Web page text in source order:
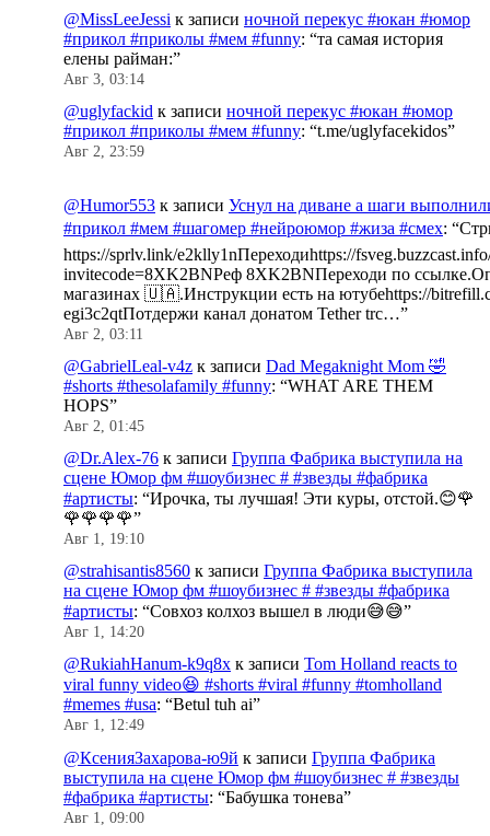
@MissLeeJessi к записи ночной перекус #юкан #юмор
#прикол #приколы #мем #funny: “та самая история
елены райман:”
Авг 3, 03:14
@uglyfackid к записи ночной перекус #юкан #юмор
#прикол #приколы #мем #funny: “t.me/uglyfacekidos”
Авг 2, 23:59
@Humor553 к записи Уснул на диване а шаги
#прикол #мем #шагомер #нейроюмор #жиза #смех: “
https://sprlv.link/e2klly1nПереходиhttps://
invitecode=8XK2BNРеф 8XK2BNПереходи по
магазинах 🇺🇦.Инструкции есть на ютубеhttps://
egi3c2qtПотдержи канал донатом Tether trc…”
Авг 2, 03:11
@GabrielLeal-v4z к записи Dad Megaknight Mom 🤣
#shorts #thesolafamily #funny: “WHAT ARE THEM
HOPS”
Авг 2, 01:45
@Dr.Alex-76 к записи Группа Фабрика выступила на
сцене Юмор фм #шоубизнес # #звезды #фабрика
#артисты: “Ирочка, ты лучшая! Эти куры, отстой.😊🌹
🌹🌹🌹🌹”
Авг 1, 19:10
@strahisantis8560 к записи Группа Фабрика выступила
на сцене Юмор фм #шоубизнес # #звезды #фабрика
#артисты: “Совхоз колхоз вышел в люди😅😅”
Авг 1, 14:20
@RukiahHanum-k9q8x к записи Tom Holland reacts to
viral funny video😆 #shorts #viral #funny #tomholland
#memes #usa: “Betul tuh ai”
Авг 1, 12:49
@КсенияЗахарова-ю9й к записи Группа Фабрика
выступила на сцене Юмор фм #шоубизнес # #звезды
#фабрика #артисты: “Бабушка тонева”
Авг 1, 09:00